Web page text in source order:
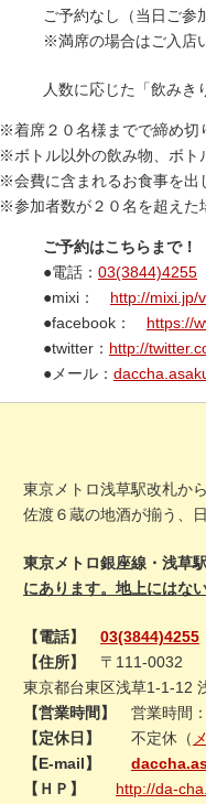
ご予約なし（当日ご参
※満席の場合はご入店
人数に応じた「飲みき
※着席２０名様までで締め切
※ボトル以外の飲み物、ボト
※会費に含まれるお食事を出
※参加者数が２０名を超えた
ご予約はこちらまで！
●電話： 03(3844)4255
●mixi： http://mixi.jp/
●facebook： https://
●twitter： http://
●メール：
東京メトロ浅草駅改札か
佐渡６蔵の地酒が揃う、
東京メトロ銀座線・浅草
にあります。地上にはな
【電話】 03(3844)4255
【住所】 〒111-0032
東京都台東区浅草1-1-
【営業時間】 営業時間
【定休日】 不定休（
【E-mail】
【ＨＰ】 http://da-